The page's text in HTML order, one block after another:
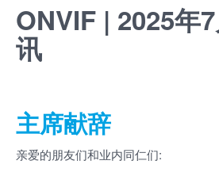
ONVIF | 2025年
讯
主席献辞
亲爱的朋友们和业内同仁们: